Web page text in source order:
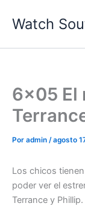
Watch
6×05 El
Por admin /agosto
Los chicos
poder ver el
Terrance y